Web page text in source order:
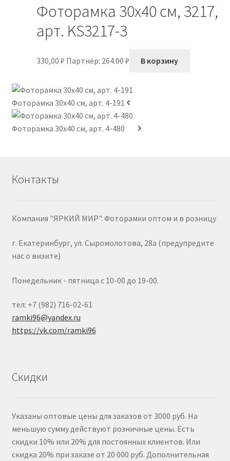
Фоторамка 30х40 см, 3217,
арт. KS3217-3
330,00 ₽ Партнёр: 264.00 ₽ В корзину
Фоторамка 30х40 см, арт. 4-191
Фоторамка 30х40 см, арт. 4-480
Контакты
Компания "ЯРКИЙ МИР". Фоторамки оптом и в розницу
г. Екатеринбург, ул. Сыромолотова, 28а (предупредите
нас о визите)
Понедельник - пятница с 10-00 до 19-00.
тел: +7 (982) 716-02-61
ramki96@yandex.ru
https://vk.com/ramki96
Скидки
Указаны оптовые цены для заказов от 3000 руб. На
меньшую сумму действуют розничные цены. Есть
скидки 10% или 20% для постоянных клиентов. Или
скидка 20% при заказе от 20 000 руб. Дополнительная